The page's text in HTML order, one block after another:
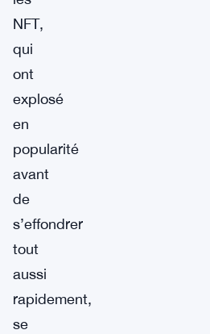
NFT,
qui
ont
explosé
en
popularité
avant
de
s’effondrer
tout
aussi
rapidement,
se